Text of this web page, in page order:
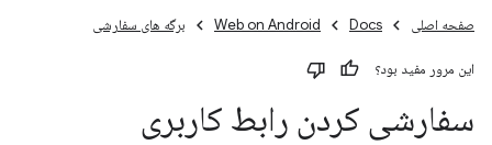
صفحه اصلی Docs
Web on Android برگه های سفارشی
این مرور مفید بود؟
سفارشی کردن رابط کاربری